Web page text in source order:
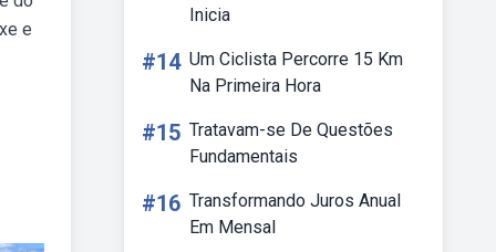
e
Inicia
#14 Um Ciclista Percorre 15 Km
Na Primeira Hora
#15 Tratavam-se De Questões
Fundamentais
#16 Transformando Juros Anual
Em Mensal